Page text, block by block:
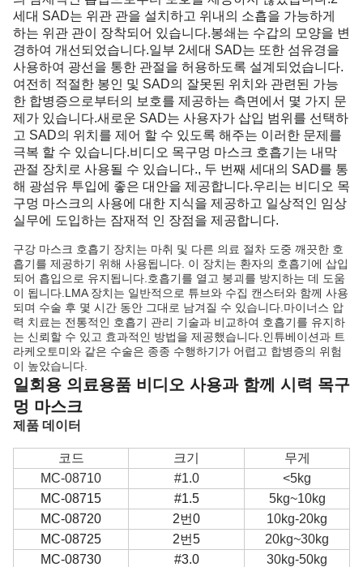
세대 SAD는 위관 관을 설치하고 위내의 소흡을 가능하게
하는 위관 관이 장착되어 있습니다.봉쇄는 수갑의 모양을 변
경하여 개선되었습니다.일부 2세대 SAD는 또한 섬유경을
사용하여 광선을 통한 관절을 허용하도록 설계되었습니다.
여전히 적절한 봉인 및 SAD의 잘못된 위치와 관련된 가능
한 합병증으로부터의 보호를 제공하는 측면에서 몇 가지 문
제가 있습니다.새로운 SAD는 사용자가 삽입 범위를 선택하
고 SAD의 위치를 제어 할 수 있도록 해주는 이러한 문제를
극복 할 수 있습니다.비디오 목구멍 마스크 호흡기는 내막
관절 장치로 사용될 수 있습니다., 두 번째 세대의 SAD를 통
해 광섬유 투입에 좋은 대안을 제공합니다.우리는 비디오 목
구멍 마스크의 사용에 대한 지식을 제공하고 일상적인 임상
실무에 도입하는 잠재적 인 장점을 제공합니다.
구강 마스크 호흡기 장치는 마취 및 다른 의료 절차 도중 깨끗한 호
흡기를 제공하기 위해 사용됩니다. 이 장치는 환자의 호흡기에 삽입
되어 흡입으로 유지됩니다.호흡기를 열고 붕괴를 방지하는 데 도움
이 됩니다.LMA 장치는 일반적으로 튜브와 수집 캔스터와 함께 사용
되며 수술 후 몇 시간 동안 그대로 남겨질 수 있습니다.마이너스 압
력 치료는 전통적인 호흡기 관리 기술과 비교하여 호흡기를 유지하
는 신뢰할 수 있고 효과적인 방법을 제공했습니다.인튜베이션과 트
라케오토미와 같은 수술은 종종 수행하기가 어렵고 합병증의 위험
이 높았습니다.
일회용 의료용품 비디오 사용과 함께 시력 목구
멍 마스크
제품 데이터
코드 크기
무게
MC-08710
#1.0
<5kg
MC-08715
#1.5
5kg~10kg
MC-08720
2번0
10kg-20kg
MC-08725
2번5
20kg~30kg
MC-08730
#3.0 30kg-50kg